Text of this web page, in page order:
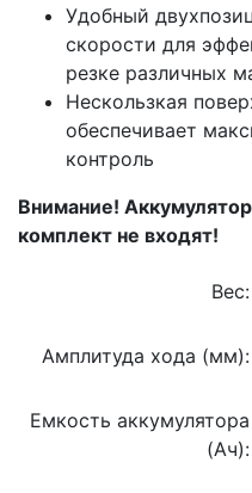
Удобный
скорости для
резке различных
Нескользкая
обеспечивает
контроль
Внимание!
комплект не входят!
Вес:
Амплитуда хода (мм):
Емкость аккумулятора
(Ач):